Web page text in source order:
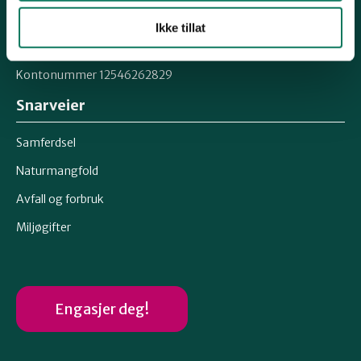
Ikke tillat
Organisasjonsnummer 871367132
Kontonummer 12546262829
Snarveier
Samferdsel
Naturmangfold
Avfall og forbruk
Miljøgifter
Engasjer deg!